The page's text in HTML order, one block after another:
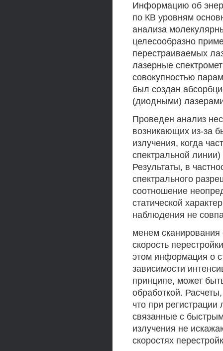
Информацию об
по КВ уровням
анализа
целесообразно
перестраиваемых
лазерные
совокупностью
был создан
(диодными)
Проведен анализ
возникающих из-за
излучения, когда
спектральной
Результаты, в
спектрального
соотношение
статической
наблюдения не
менем сканирования
скорость
этом информация о
зависимости
принципе, может
обработкой.
что при
связанные с
излучения не
скоростях